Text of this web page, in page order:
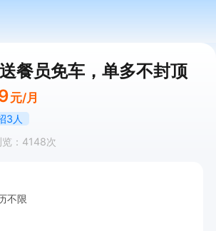
餐员免车，单多不封顶
元/月
3人
览：4148次
不限